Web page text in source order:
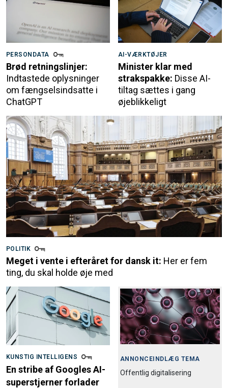
PERSONDATA
Brød retningslinjer:
Indtastede oplysninger
om fængselsindsatte i
ChatGPT
AI-VÆRKTØJER
Minister klar med
strakspakke: Disse AI-
tiltag sættes i gang
øjeblikkeligt
POLITIK
Meget i vente i efteråret for dansk it: Her er fem
ting, du skal holde øje med
KUNSTIG INTELLIGENS
En stribe af Googles AI-
superstjerner forlader
ANNONCEINDLÆG TEMA
Offentlig digitalisering